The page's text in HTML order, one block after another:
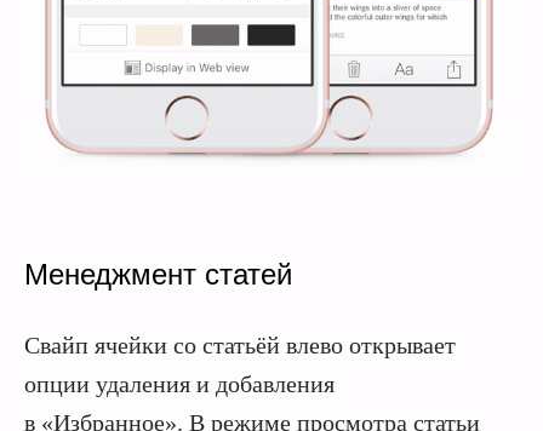
Менеджмент статей
Свайп ячейки со статьёй влево открывает
опции удаления и добавления
в «Избранное». В режиме просмотра статьи